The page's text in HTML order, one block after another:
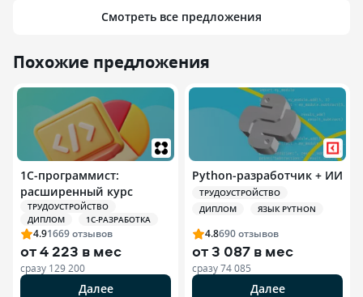
Смотреть все предложения
Похожие предложения
1С-программист:
расширенный курс
ТРУДОУСТРОЙСТВО
ДИПЛОМ
1С-РАЗРАБОТКА
4.91669отзывов
от4 223 в мес
сразу 129 200
Далее
Python-разработчик + ИИ
ТРУДОУСТРОЙСТВО
ДИПЛОМ
ЯЗЫК PYTHON
4.8690отзывов
от3 087 в мес
сразу74 085
Далее